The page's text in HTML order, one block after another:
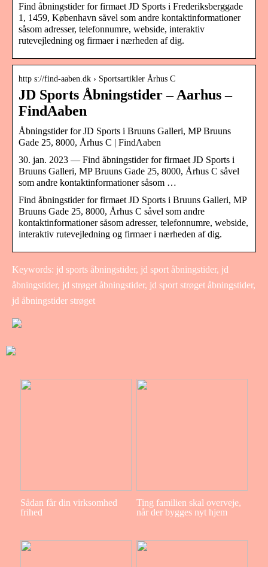
Find åbningstider for firmaet JD Sports i Frederiksberggade
1, 1459, København såvel som andre kontaktinformationer
såsom adresser, telefonnumre, webside, interaktiv
rutevejledning og firmaer i nærheden af dig.
http s://find-aaben.dk › Sportsartikler Århus C
JD Sports Åbningstider – Aarhus –
FindAaben
Åbningstider for JD Sports i Bruuns Galleri, MP Bruuns
Gade 25, 8000, Århus C | FindAaben
30. jan. 2023 — Find åbningstider for firmaet JD Sports i
Bruuns Galleri, MP Bruuns Gade 25, 8000, Århus C såvel
som andre kontaktinformationer såsom …
Find åbningstider for firmaet JD Sports i Bruuns Galleri, MP
Bruuns Gade 25, 8000, Århus C såvel som andre
kontaktinformationer såsom adresser, telefonnumre, webside,
interaktiv rutevejledning og firmaer i nærheden af dig.
Keywords: jd sports åbningstider, jd sport åbningstider, jd
åbningstider, jd strøget åbningstider, jd sport strøget åbningstider,
jd åbningstider strøget
Sådan får din virksomhed
frihed
Ting familien skal overveje,
når der bygges nyt hjem